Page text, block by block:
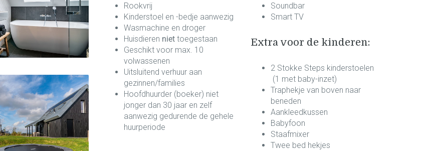
Rookvrij
Kinderstoel en -bedje aanwezig
Wasmachine en droger
Huisdieren niet toegestaan
Geschikt voor max. 10
volwassenen
Uitsluitend verhuur aan
gezinnen/families
Hoofdhuurder (boeker) niet
jonger dan 30 jaar en zelf
aanwezig gedurende de gehele
huurperiode
Soundbar
Smart TV
Extra voor de kinderen:
2 Stokke Steps kinderstoelen
(1 met baby-inzet)
Traphekje van boven naar
beneden
Aankleedkussen
Babyfoon
Staafmixer
Twee bed hekjes